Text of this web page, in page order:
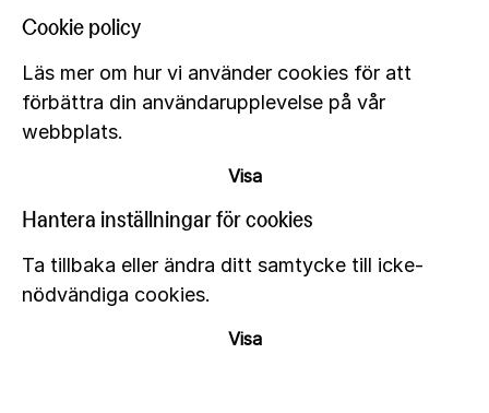
Cookie policy
Läs mer om hur vi använder cookies för att
förbättra din användarupplevelse på vår
webbplats.
Visa
Hantera inställningar för cookies
Ta tillbaka eller ändra ditt samtycke till icke-
nödvändiga cookies.
Visa